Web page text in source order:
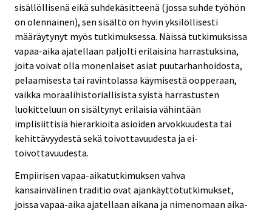
sisällöllisenä eikä suhdekäsitteenä (jossa suhde työhön
on olennainen), sen sisältö on hyvin yksilöllisesti
määräytynyt myös tutkimuksessa. Näissä tutkimuksissa
vapaa-aika ajatellaan paljolti erilaisina harrastuksina,
joita voivat olla monenlaiset asiat puutarhanhoidosta,
pelaamisesta tai ravintolassa käymisestä oopperaan,
vaikka moraalihistoriallisista syistä harrastusten
luokitteluun on sisältynyt erilaisia vähintään
implisiittisiä hierarkioita asioiden arvokkuudesta tai
kehittävyydestä sekä toivottavuudesta ja ei-
toivottavuudesta.
Empiirisen vapaa-aikatutkimuksen vahva
kansainvälinen traditio ovat ajankäyttötutkimukset,
joissa vapaa-aika ajatellaan aikana ja nimenomaan aika-